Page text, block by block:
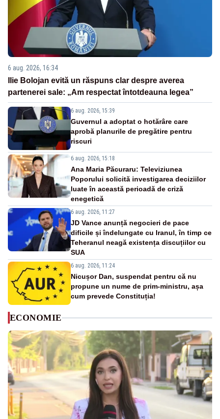
6 aug. 2026, 16:34
Ilie Bolojan evită un răspuns clar despre averea
partenerei sale: „Am respectat întotdeauna legea”
6 aug. 2026, 15:39
Guvernul a adoptat o hotărâre care
aprobă planurile de pregătire pentru
riscuri
6 aug. 2026, 15:18
Ana Maria Păcuraru: Televiziunea
Poporului solicită investigarea deciziilor
luate în această perioadă de criză
enegetică
6 aug. 2026, 11:27
JD Vance anunță negocieri de pace
dificile și îndelungate cu Iranul, în timp ce
Teheranul neagă existența discuțiilor cu
SUA
6 aug. 2026, 11:24
Nicușor Dan, suspendat pentru că nu
propune un nume de prim-ministru, așa
cum prevede Constituția!
ECONOMIE